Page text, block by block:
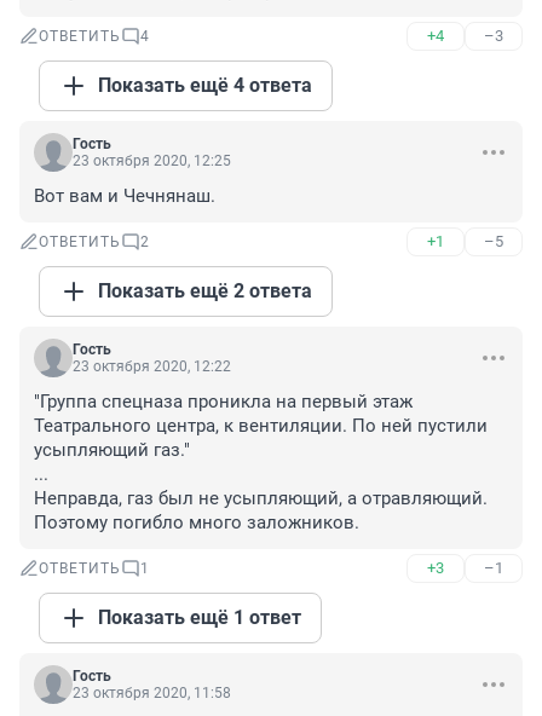
ОТВЕТИТЬ 4 +4 –3
Показать ещё 4 ответа
Гость
23 октября 2020, 12:25
Вот вам и Чечнянаш.
ОТВЕТИТЬ 2 +1 –5
Показать ещё 2 ответа
Гость
23 октября 2020, 12:22
"Группа спецназа проникла на первый этаж
Театрального центра, к вентиляции. По ней пустили
усыпляющий газ."
...
Неправда, газ был не усыпляющий, а отравляющий.
Поэтому погибло много заложников.
ОТВЕТИТЬ 1 +3 –1
Показать ещё 1 ответ
Гость
23 октября 2020, 11:58